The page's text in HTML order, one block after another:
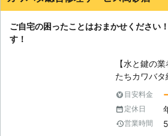
なくなってし
らない、など
ます。近隣
思って、前
も大事です。
よりますが、
ることもあ
討ください。
ご自宅の困ったことはおまかせください
す！
【水と鍵の
たちカワバ
はトイレの
扱ってきま
にもできるこ
採はその中の
目安料金
定休日
営業時間